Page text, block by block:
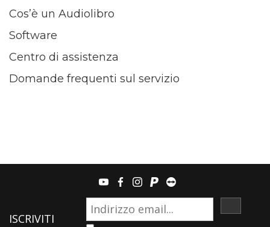
Cos’è un Audiolibro
Software
Centro di assistenza
Domande frequenti sul servizio
youtubefacebook
instagram
paypalteamviewer
ISCRIVITI